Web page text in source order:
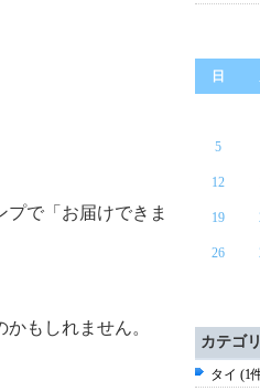
で「お届けできま
もしれません。
日
5
12
19
26
カテゴ
タイ (1